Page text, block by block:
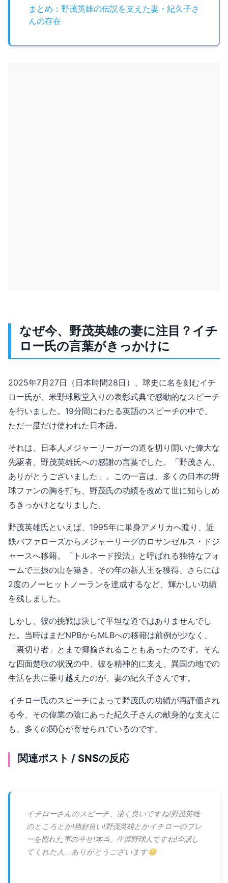
まとめ：野茂英雄の伝説を支えた妻・紀久子さ
んの存在
なぜ今、野茂英雄の妻に注目？イチ
ロー氏の言葉がきっかけに
2025年7月27日（日本時間28日）、球史に名を刻むイチ
ロー氏が、米野球殿堂入りの表彰式典で感動的なスピーチ
を行いました。19分間にわたる英語のスピーチの中で、
ただ一度だけ使われた日本語。
それは、日本人メジャーリーガーの道を切り開いた偉大な
先駆者、野茂英雄氏への感謝の言葉でした。「野茂さん、
ありがとうございました」。この一言は、多くの日本の野
球ファンの胸を打ち、野茂氏の功績を改めて世に知らしめ
るきっかけとなりました。
野茂英雄氏といえば、1995年に単身アメリカへ渡り、近
鉄バファローズからメジャーリーグのロサンゼルス・ドジ
ャースへ移籍。「トルネード投法」と呼ばれる独特なフォ
ームで三振の山を築き、その年の新人王を獲得、さらには
2度のノーヒットノーランを達成するなど、輝かしい功績
を残しました。
しかし、彼の挑戦は決して平坦な道ではありませんでし
た。当時はまだNPBからMLBへの移籍は前例が少なく、
「裏切り者」とまで揶揄されることもあったのです。そん
な四面楚歌の状況の中、彼を精神的に支え、異国の地での
生活を共に乗り越えたのが、妻の紀久子さんです。
イチロー氏のスピーチによって野茂氏の功績が再評価され
る今、その偉業の陰にあった紀久子さんの献身的な支えに
も、多くの関心が寄せられているのです。
関連ポスト / SNSの反応
イチローさんのスピーチ、凄く良いですね!野茂英雄
のところとか!格好良い!野茂英雄とかイチローのプレ
ーを観れた事の幸せ!本当、生涯野球人ですね!全訳し
てくれた人、ありがとうございます😊